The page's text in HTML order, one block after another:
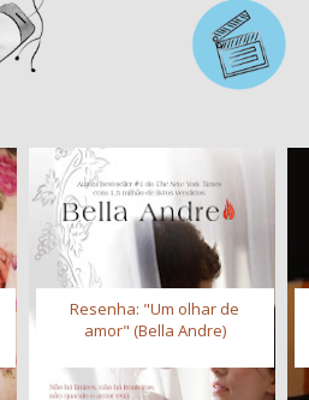
Resenha: "Um olhar de
amor" (Bella Andre)